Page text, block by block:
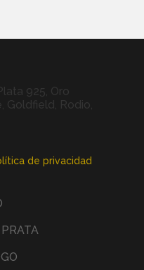
925, Oro
Goldfield, Rodio,
de privacidad